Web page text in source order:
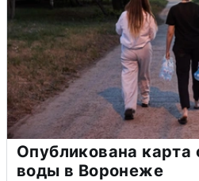
Опубликована карта
воды в Воронеже